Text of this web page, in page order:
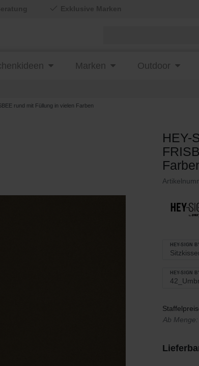
rund mit Füllung in vielen Farben
Marken Outdoor
HEY-
HEY-SIGN
HEY-SIGN
Ab Menge: